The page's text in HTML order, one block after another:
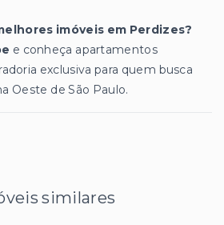
imóveis em Perdizes?
e conheça apartamentos
exclusiva para quem busca
Oeste de São Paulo.
similares